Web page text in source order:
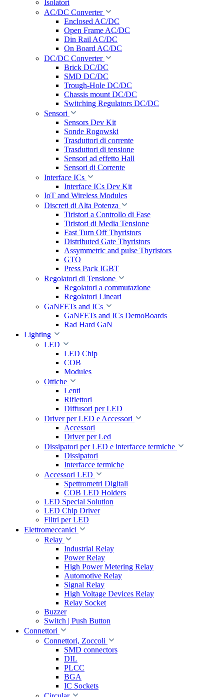
Isolatori
AC/DC Converter
Enclosed AC/DC
Open Frame AC/DC
Din Rail AC/DC
On Board AC/DC
DC/DC Converter
Brick DC/DC
SMD DC/DC
Trough-Hole DC/DC
Chassis mount DC/DC
Switching Regulators DC/DC
Sensori
Sensors Dev Kit
Sonde Rogowski
Trasduttori di corrente
Trasduttori di tensione
Sensori ad effetto Hall
Sensori di Corrente
Interface ICs
Interface ICs Dev Kit
IoT and Wireless Modules
Discreti di Alta Potenza
Tiristori a Controllo di Fase
Tiristori di Media Tensione
Fast Turn Off Thyristors
Distributed Gate Thyristors
Assymmetric and pulse Thyristors
GTO
Press Pack IGBT
Regolatori di Tensione
Regolatori a commutazione
Regolatori Lineari
GaNFETs and ICs
GaNFETs and ICs DemoBoards
Rad Hard GaN
Lighting
LED
LED Chip
COB
Modules
Ottiche
Lenti
Riflettori
Diffusori per LED
Driver per LED e Accessori
Accessori
Driver per Led
Dissipatori per LED e interfacce termiche
Dissipatori
Interfacce termiche
Accessori LED
Spettrometri Digitali
COB LED Holders
LED Special Solution
LED Chip Driver
Filtri per LED
Elettromeccanici
Relay
Industrial Relay
Power Relay
High Power Metering Relay
Automotive Relay
Signal Relay
High Voltage Devices Relay
Relay Socket
Buzzer
Switch | Push Button
Connettori
Connettori, Zoccoli
SMD connectors
DIL
PLCC
BGA
IC Sockets